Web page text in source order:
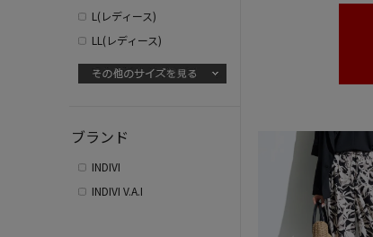
L(レディース)
LL(レディース)
ブランド
INDIVI
INDIVI V.A.I